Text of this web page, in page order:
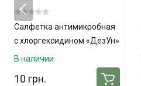
Салфетка антимикробная
с хлоргексидином «ДезУн»
В наличии
10 грн.